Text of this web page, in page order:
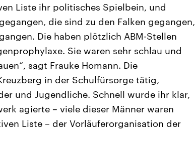
Liste ihr politisches Spielbein, und
die sind zu den Falken gegangen,
Die haben plötzlich ABM-Stellen
Sie waren sehr schlau und
sagt Frauke Homann. Die
in der Schulfürsorge tätig,
und Jugendliche. Schnell wurde ihr klar,
agierte – viele dieser Männer waren
Liste – der Vorläuferorganisation der